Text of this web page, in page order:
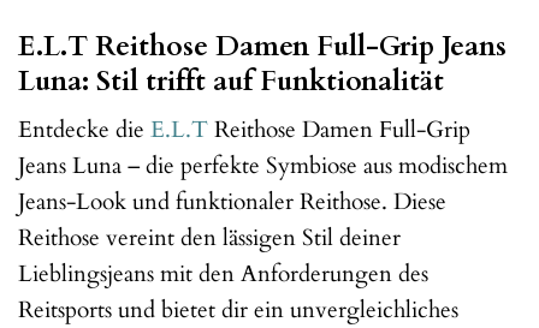
E.L.T Reithose Damen Full-Grip Jeans
Luna: Stil trifft auf Funktionalität
Entdecke die E.L.TReithose Damen Full-Grip
Jeans Luna – die perfekte Symbiose aus modischem
Jeans-Look und funktionaler Reithose. Diese
Reithose vereint den lässigen Stil deiner
Lieblingsjeans mit den Anforderungen des
Reitsports und bietet dir ein unvergleichliches